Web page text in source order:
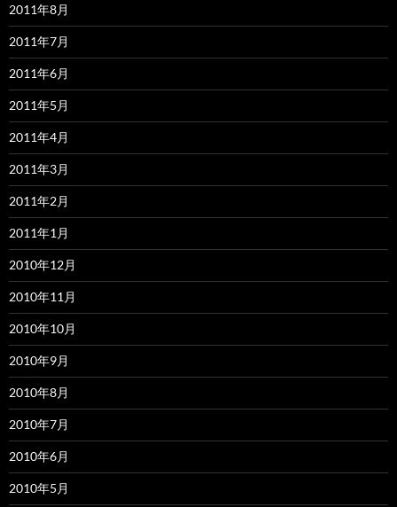
2011年8月
2011年7月
2011年6月
2011年5月
2011年4月
2011年3月
2011年2月
2011年1月
2010年12月
2010年11月
2010年10月
2010年9月
2010年8月
2010年7月
2010年6月
2010年5月